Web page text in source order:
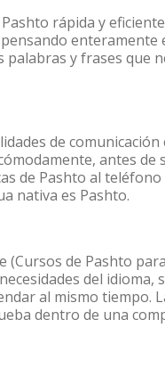
rápida y
enteramente
y frases que
de
antes de
de Pashto al
nativa es Pashto.
de Pashto
del idioma,
al mismo tiempo.
dentro de una